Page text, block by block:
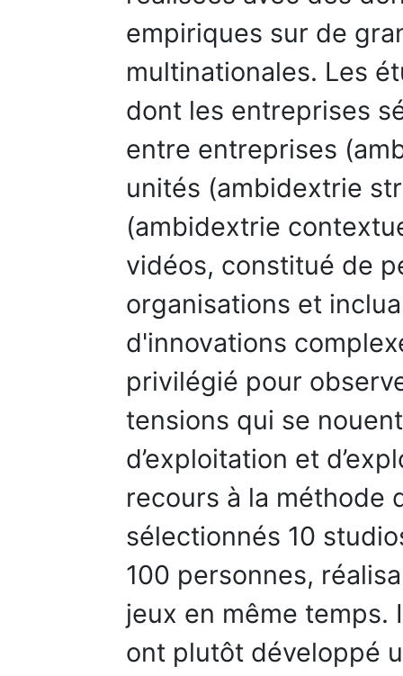
empiriques sur de
multinationales. Les
dont les entreprises
entre entreprises
unités (ambidextrie
(ambidextrie
vidéos, constitué de
organisations et
d'innovations
privilégié pour
tensions qui se
d’exploitation et
recours à la méthode
sélectionnés 10
100 personnes,
jeux en même temps.
ont plutôt développé